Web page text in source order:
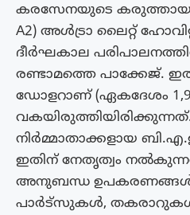
കരസേനയുടെ കരുത്തായ
A2) അൾട്രാ ലൈറ്റ്
ദീർഘകാല
രണ്ടാമത്തെ പാക്കേജ്.
ഡോളറാണ് (ഏകദേശം
നിര്‍മ്മാതാക്കളായ
ഇതിന് നേതൃത്വം
അനുബന്ധ
പാര്‍ട്‌സുകള്‍, തകരാറുകള്‍